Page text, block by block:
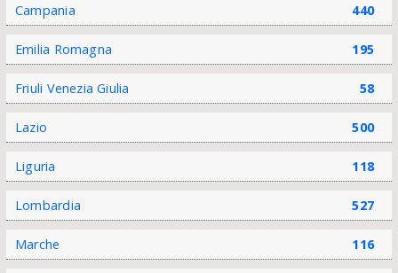
Campania 440
Emilia Romagna 195
Friuli Venezia Giulia 58
Lazio 500
Liguria 118
Lombardia 527
Marche 116